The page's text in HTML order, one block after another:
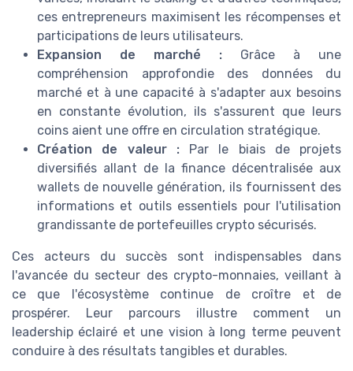
ces entrepreneurs maximisent les récompenses et
participations de leurs utilisateurs.
Expansion de marché : Grâce à une
compréhension approfondie des données du
marché et à une capacité à s'adapter aux besoins
en constante évolution, ils s'assurent que leurs
coins aient une offre en circulation stratégique.
Création de valeur :Par le biais de projets
diversifiés allant de la finance décentralisée aux
wallets de nouvelle génération, ils fournissent des
informations et outils essentiels pour l'utilisation
grandissante de portefeuilles crypto sécurisés.
Ces acteurs du succès sont indispensables dans
l'avancée du secteur des crypto-monnaies, veillant à
ce que l'écosystème continue de croître et de
prospérer. Leur parcours illustre comment un
leadership éclairé et une vision à long terme peuvent
conduire à des résultats tangibles et durables.